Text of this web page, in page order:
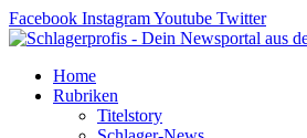
Zum
Inhalt
Facebook InstagramYoutube Twitter
Home
Rubriken
Titelstory